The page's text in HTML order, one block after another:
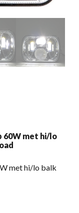
60W met hi/lo
met hi/lo balk